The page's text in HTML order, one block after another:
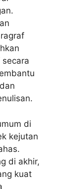
di
kejutan
di akhir,
kuat